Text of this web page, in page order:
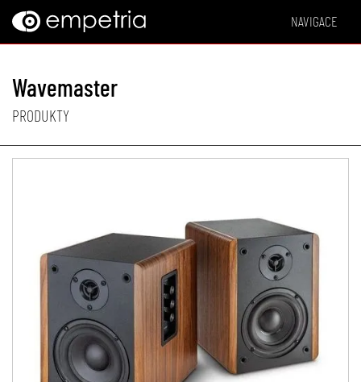
NAVIGACE
Wavemaster
PRODUKTY